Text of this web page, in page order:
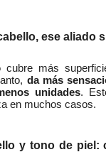
ese aliado
cubre más
da más
unidades.
en muchos casos.
y tono de piel: